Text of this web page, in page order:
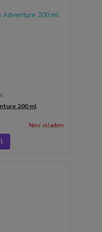
200 ml
Není skladem